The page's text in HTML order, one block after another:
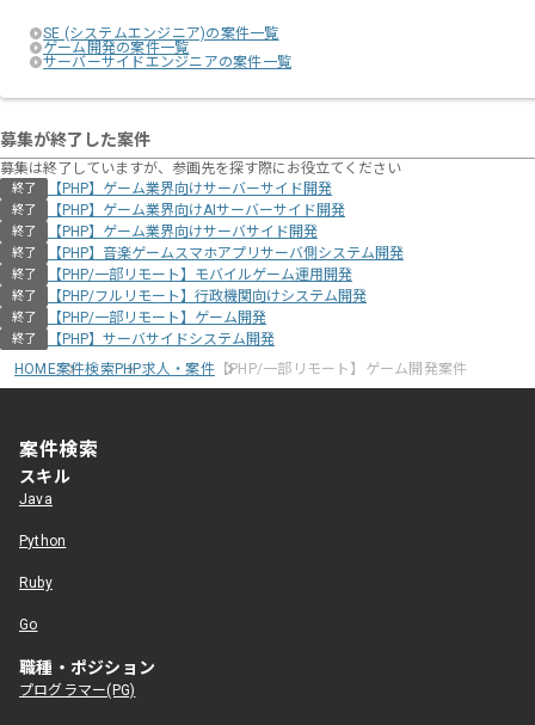
SE (システムエンジニア)の案件一覧
ゲーム開発の案件一覧
サーバーサイドエンジニアの案件一覧
募集が終了した案件
募集は終了していますが、参画先を探す際にお役立てください
終了 【PHP】ゲーム業界向けサーバーサイド開発
終了 【PHP】ゲーム業界向けAIサーバーサイド開発
終了 【PHP】ゲーム業界向けサーバサイド開発
終了 【PHP】音楽ゲームスマホアプリサーバ側システム開発
終了 【PHP/一部リモート】モバイルゲーム運用開発
終了 【PHP/フルリモート】行政機関向けシステム開発
終了 【PHP/一部リモート】ゲーム開発
終了
【PHP】サーバサイドシステム開発
HOME案件検索PHP求人・案件【PHP/一部リモート】ゲーム開発案件
案件検索
スキル
Java
Python
Ruby
Go
職種・ポジション
プログラマー(PG)